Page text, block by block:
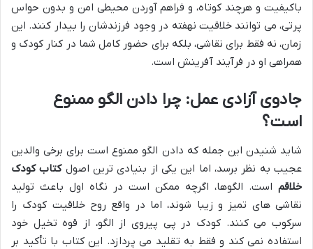
باکیفیت و هرچند کوتاه، و فراهم آوردن محیطی امن و بدون حواس
پرتی، می توانند خلاقیت نهفته در وجود فرزندشان را بیدار کنند. این
زمان، نه فقط برای نقاشی، بلکه برای حضور کامل شما در کنار کودک و
همراهی او در فرآیند آفرینش است.
جادوی آزادی عمل: چرا دادن الگو ممنوع
است؟
شاید شنیدن این جمله که دادن الگو ممنوع است برای برخی والدین
عجیب به نظر برسد، اما این یکی از بنیادی ترین اصولکتاب کودک
خلاقم است. الگوها، اگرچه ممکن است در نگاه اول باعث تولید
نقاشی های تمیز و زیبا شوند، اما در واقع روح خلاقیت کودک را
سرکوب می کنند. کودک در پی پیروی از الگو، از قوه تخیل خود
استفاده نمی کند و فقط به تقلید می پردازد. این کتاب با تأکید بر